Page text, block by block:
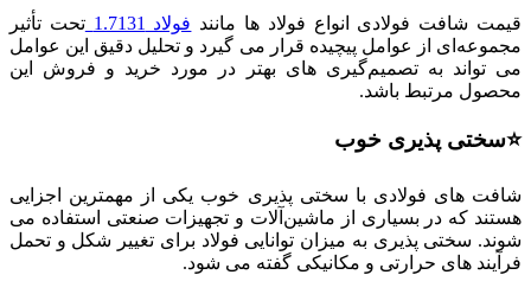
قیمت شافت فولادی انواع فولاد ها مانند فولاد 1.7131
تحت تأثیر
مجموعه‌ای از عوامل پیچیده قرار می‌ گیرد و تحلیل دقیق این عوامل
می ‌تواند به تصمیم‌گیری‌ های بهتر در مورد خرید و فروش این
محصول مرتبط باشد.
⭐سختی پذیری خوب
شافت ‌های فولادی با سختی پذیری خوب یکی از مهمترین اجزایی
هستند که در بسیاری از ماشین‌آلات و تجهیزات صنعتی استفاده می
‌شوند. سختی پذیری به میزان توانایی فولاد برای تغییر شکل و تحمل
فرآیند های حرارتی و مکانیکی گفته می ‌شود.